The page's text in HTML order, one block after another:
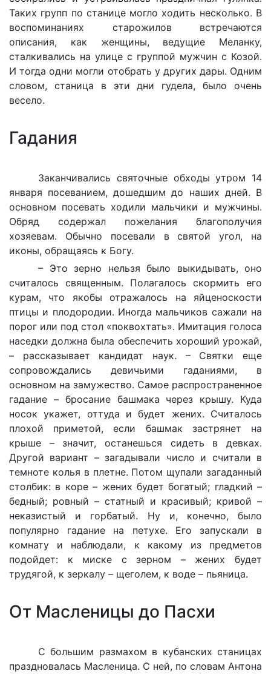
Таких групп по станице могло ходить несколько. В
воспоминаниях старожилов встречаются
описания, как женщины, ведущие Меланку,
сталкивались на улице с группой мужчин с Козой.
И тогда одни могли отобрать у других дары. Одним
словом, станица в эти дни гудела, было очень
весело.
Гадания
Заканчивались святочные обходы утром 14
января посеванием, дошедшим до наших дней. В
основном посевать ходили мальчики и мужчины.
Обряд содержал пожелания благополучия
хозяевам. Обычно посевали в святой угол, на
иконы, обращаясь к Богу.
– Это зерно нельзя было выкидывать, оно
считалось священным. Полагалось скормить его
курам, что якобы отражалось на яйценоскости
птицы и плодородии. Иногда мальчиков сажали на
порог или под стол «поквохтать». Имитация голоса
наседки должна была обеспечить хороший урожай,
– рассказывает кандидат наук. – Святки еще
сопровождались девичьими гаданиями, в
основном на замужество. Самое распространенное
гадание – бросание башмака через крышу. Куда
носок укажет, оттуда и будет жених. Считалось
плохой приметой, если башмак застрянет на
крыше – значит, останешься сидеть в девках.
Другой вариант – загадывали число и считали в
темноте колья в плетне. Потом щупали загаданный
столбик: в коре – жених будет богатый; гладкий –
бедный; ровный – статный и красивый; кривой –
неказистый и горбатый. Ну и, конечно, было
популярно гадание на петухе. Его запускали в
комнату и наблюдали, к какому из предметов
подойдет: к миске с зерном – жених будет
трудягой, к зеркалу – щеголем, к воде – пьяница.
От Масленицы до Пасхи
С большим размахом в кубанских станицах
праздновалась Масленица. С ней, по словам Антона